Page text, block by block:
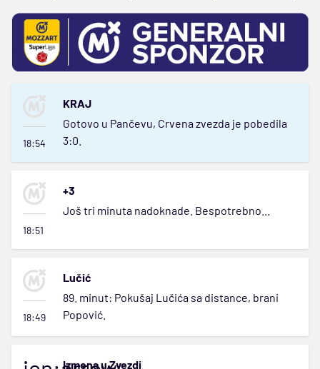
18:54
KRAJ
Gotovo u Pančevu, Crvena zvezda je pobedila
3:0.
18:51
+3
Još tri minuta nadoknade. Bespotrebno...
18:49
Lučić
89. minut: Pokušaj Lučića sa distance, brani
Popović.
Izmena u Zvezdi